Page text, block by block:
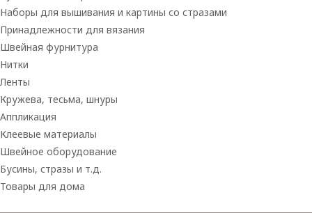
Наборы для вышивания и картины со стразами
Принадлежности для вязания
Швейная фурнитура
Нитки
Ленты
Кружева, тесьма, шнуры
Аппликация
Клеевые материалы
Швейное оборудование
Бусины, стразы и т.д.
Товары для дома